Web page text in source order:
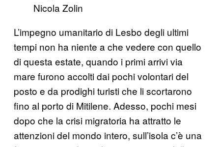
Nicola Zolin
L’impegno umanitario di Lesbo degli ultimi
tempi non ha niente a che vedere con quello
di questa estate, quando i primi arrivi via
mare furono accolti dai pochi volontari del
posto e da prodighi turisti che li scortarono
fino al porto di Mitilene. Adesso, pochi mesi
dopo che la crisi migratoria ha attratto le
attenzioni del mondo intero, sull’isola c’è una